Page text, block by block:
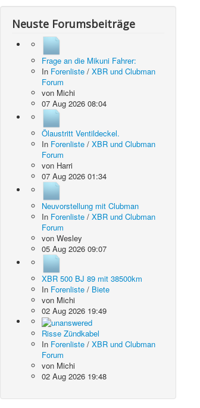
Neuste Forumsbeiträge
Frage an die Mikuni Fahrer:
In Forenliste /XBR und Clubman
Forum
von Michi
07 Aug 2026 08:04
Ölaustritt Ventildeckel.
In Forenliste /XBR und Clubman
Forum
von Harri
07 Aug 2026 01:34
Neuvorstellung mit Clubman
In Forenliste /XBR und Clubman
Forum
vonWesley
05 Aug 2026 09:07
XBR 500 BJ 89 mit 38500km
In Forenliste / Biete
von Michi
02 Aug 2026 19:49
Risse Zündkabel
In Forenliste /XBR und Clubman
Forum
von Michi
02 Aug 2026 19:48